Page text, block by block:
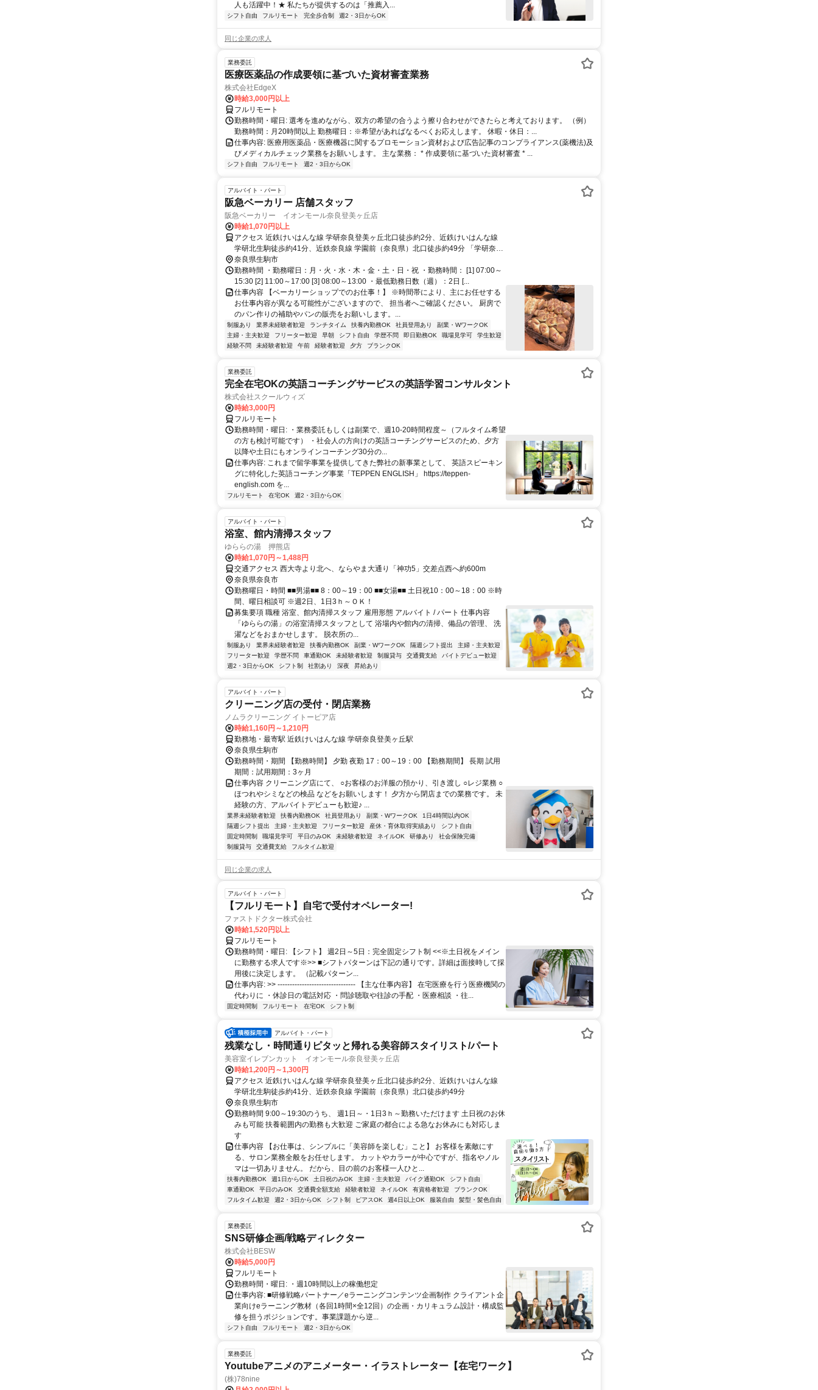
人も活躍中！★ 私たちが提供するのは「推薦入...
シフト自由 フルリモート 完全歩合制 週2・3日からOK
同じ企業の求人
業務委託
医療医薬品の作成要領に基づいた資材審査業務
株式会社EdgeX
時給3,000円以上
フルリモート
勤務時間・曜日: 選考を進めながら、双方の希望の合うよう擦り合わせができたらと考えております。 （例）
勤務時間：月20時間以上 勤務曜日：※希望があればなるべくお応えします。 休暇・休日：...
仕事内容: 医療用医薬品・医療機器に関するプロモーション資材および広告記事のコンプライアンス(薬機法)及
びメディカルチェック業務をお願いします。 主な業務： * 作成要領に基づいた資材審査 * ...
シフト自由 フルリモート 週2・3日からOK
アルバイト・パート
阪急ベーカリー 店舗スタッフ
阪急ベーカリー イオンモール奈良登美ヶ丘店
時給1,070円以上
アクセス 近鉄けいはんな線 学研奈良登美ヶ丘北口徒歩約2分、近鉄けいはんな線
学研北生駒徒歩約41分、近鉄奈良線 学園前（奈良県）北口徒歩約49分 「学研奈良
登美ヶ丘駅」より徒歩4分
奈良県生駒市
勤務時間 ・勤務曜日：月・火・水・木・金・土・日・祝 ・勤務時間： [1] 07:00～
15:30 [2] 11:00～17:00 [3] 08:00～13:00 ・最低勤務日数（週）：2日 [...
仕事内容 【ベーカリーショップでのお仕事！】 ※時間帯により、主にお任せする
お仕事内容が異なる可能性がございますので、 担当者へご確認ください。 厨房で
のパン作りの補助やパンの販売をお願いします。...
制服あり 業界未経験者歓迎 ランチタイム 扶養内勤務OK 社員登用あり
副業・WワークOK
主婦・主夫歓迎
フリーター歓迎 早朝 シフト自由 学歴不問 即日勤務OK 職場見学可
学生歓迎
経験不問
未経験者歓迎 午前 経験者歓迎 夕方 ブランクOK
業務委託
完全在宅OKの英語コーチングサービスの英語学習コンサルタント
株式会社スクールウィズ
時給3,000円
フルリモート
勤務時間・曜日: ・業務委託もしくは副業で、週10-20時間程度～（フルタイム希望
の方も検討可能です） ・社会人の方向けの英語コーチングサービスのため、夕方
以降や土日にもオンラインコーチング30分の...
仕事内容: これまで留学事業を提供してきた弊社の新事業として、 英語スピーキン
グに特化した英語コーチング事業「TEPPEN ENGLISH」 https://teppen-
english.com を...
フルリモート 在宅OK 週2・3日からOK
アルバイト・パート
浴室、館内清掃スタッフ
ゆららの湯 押熊店
時給1,070円～1,488円
交通アクセス 西大寺より北へ、ならやま大通り「神功5」交差点西へ約600m
奈良県奈良市
勤務曜日・時間 ■■男湯■■ 8：00～19：00 ■■女湯■■ 土日祝10：00～18：00 ※時
間、曜日相談可 ※週2日、1日3ｈ～ＯＫ！
募集要項 職種 浴室、館内清掃スタッフ 雇用形態 アルバイト / パート 仕事内容
「ゆららの湯」の浴室清掃スタッフとして 浴場内や館内の清掃、備品の管理、 洗
濯などをおまかせします。 脱衣所の...
制服あり 業界未経験者歓迎 扶養内勤務OK 副業・WワークOK 隔週シフト提出
主婦・主夫歓迎
フリーター歓迎
学歴不問 車通勤OK 未経験者歓迎 制服貸与 交通費支給
バイトデビュー歓迎
週2・3日からOK
シフト制 社割あり 深夜 昇給あり
アルバイト・パート
クリーニング店の受付・閉店業務
ノムラクリーニング イトーピア店
時給1,160円～1,210円
勤務地・最寄駅 近鉄けいはんな線 学研奈良登美ヶ丘駅
奈良県生駒市
勤務時間・期間 【勤務時間】 夕勤 夜勤 17：00～19：00 【勤務期間】 長期 試用
期間：試用期間：3ヶ月
仕事内容 クリーニング店にて、 ○お客様のお洋服の預かり、引き渡し ○レジ業務 ○
ほつれやシミなどの検品 などをお願いします！ 夕方から閉店までの業務です。 未
経験の方、アルバイトデビューも歓迎♪ ...
業界未経験者歓迎 扶養内勤務OK 社員登用あり 副業・WワークOK
1日4時間以内OK
隔週シフト提出
主婦・主夫歓迎 フリーター歓迎 産休・育休取得実績あり
シフト自由
固定時間制
職場見学可 平日のみOK 未経験者歓迎 ネイルOK 研修あり
社会保険完備
制服貸与
交通費支給 フルタイム歓迎
同じ企業の求人
アルバイト・パート
【フルリモート】自宅で受付オペレーター!
ファストドクター株式会社
時給1,520円以上
フルリモート
勤務時間・曜日: 【シフト】 週2日～5日：完全固定シフト制 <<※土日祝をメイン
に勤務する求人です※>> ■シフトパターンは下記の通りです。詳細は面接時して採
用後に決定します。 （記載パターン...
仕事内容: >> -------------------------------- 【主な仕事内容】 在宅医療を行う医療機関の
代わりに ・休診日の電話対応 ・問診聴取や往診の手配 ・医療相談 ・往...
固定時間制 フルリモート 在宅OK シフト制
アルバイト・パート
残業なし・時間通りピタッと帰れる美容師スタイリスト/パート
美容室イレブンカット イオンモール奈良登美ヶ丘店
時給1,200円～1,300円
アクセス 近鉄けいはんな線 学研奈良登美ヶ丘北口徒歩約2分、近鉄けいはんな線
学研北生駒徒歩約41分、近鉄奈良線 学園前（奈良県）北口徒歩約49分
奈良県生駒市
勤務時間 9:00～19:30のうち、 週1日～・1日3ｈ～勤務いただけます 土日祝のお休
みも可能 扶養範囲内の勤務も大歓迎 ご家庭の都合による急なお休みにも対応しま
す
仕事内容 【お仕事は、シンプルに「美容師を楽しむ」こと】 お客様を素敵にす
る、サロン業務全般をお任せします。 カットやカラーが中心ですが、指名やノル
マは一切ありません。 だから、目の前のお客様一人ひと...
扶養内勤務OK 週1日からOK 土日祝のみOK 主婦・主夫歓迎 バイク通勤OK
シフト自由
車通勤OK
平日のみOK 交通費全額支給 経験者歓迎 ネイルOK 有資格者歓迎
ブランクOK
フルタイム歓迎
週2・3日からOK シフト制 ピアスOK 週4日以上OK 服装自由 髪型・髪色自由
業務委託
SNS研修企画/戦略ディレクター
株式会社BESW
時給5,000円
フルリモート
勤務時間・曜日: ・週10時間以上の稼働想定
仕事内容: ■研修戦略パートナー／eラーニングコンテンツ企画制作 クライアント企
業向けeラーニング教材（各回1時間×全12回）の企画・カリキュラム設計・構成監
修を担うポジションです。事業課題から逆...
シフト自由 フルリモート 週2・3日からOK
業務委託
Youtubeアニメのアニメーター・イラストレーター【在宅ワーク】
(株)78nine